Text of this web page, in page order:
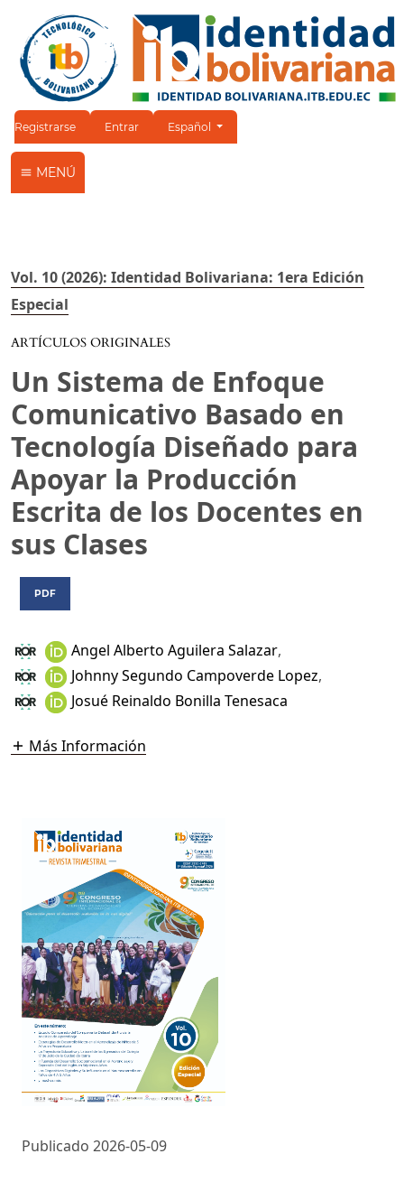
Registrarse Entrar Cambiar el idioma. El idioma actual es:
Español
MENÚ
Vol. 10 (2026): Identidad Bolivariana: 1era Edición
Especial
ARTÍCULOS ORIGINALES
Un Sistema de Enfoque
Comunicativo Basado en
Tecnología Diseñado para
Apoyar la Producción
Escrita de los Docentes en
sus Clases
PDF
Angel Alberto Aguilera Salazar,
Johnny Segundo Campoverde Lopez,
Josué Reinaldo Bonilla Tenesaca
Más Información
Publicado 2026-05-09